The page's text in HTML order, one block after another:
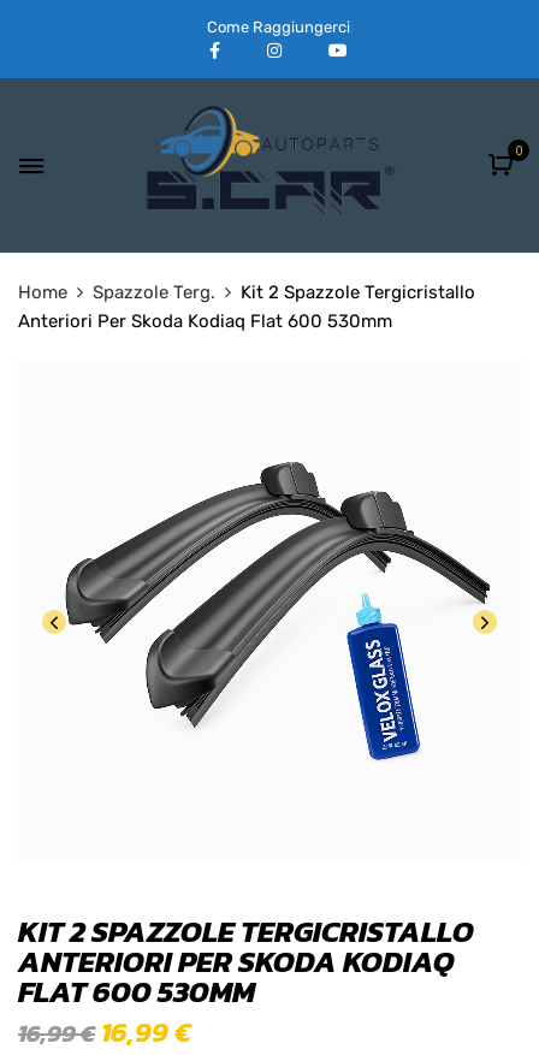
Come Raggiungerci
0
Home Spazzole Terg.
Kit 2 Spazzole Tergicristallo
Anteriori Per Skoda Kodiaq Flat 600 530mm
KIT 2 SPAZZOLE TERGICRISTALLO
ANTERIORI PER SKODA KODIAQ
FLAT 600 530MM
16,99€ 16,99€